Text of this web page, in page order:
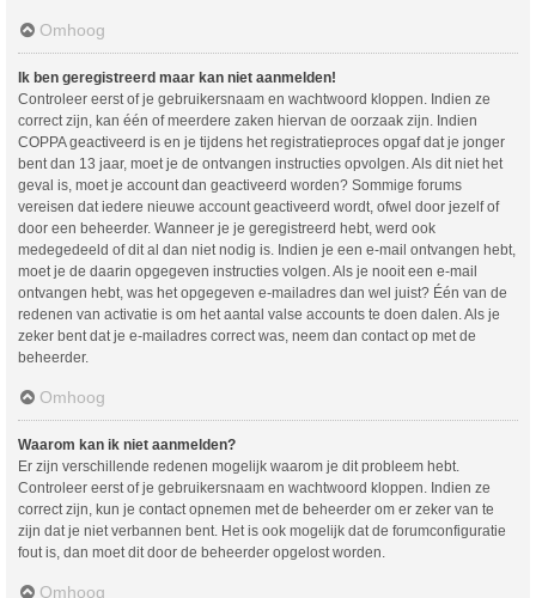
Omhoog
Ik ben geregistreerd maar kan niet aanmelden!
Controleer eerst of je gebruikersnaam en wachtwoord kloppen. Indien ze
correct zijn, kan één of meerdere zaken hiervan de oorzaak zijn. Indien
COPPA geactiveerd is en je tijdens het registratieproces opgaf dat je jonger
bent dan 13 jaar, moet je de ontvangen instructies opvolgen. Als dit niet het
geval is, moet je account dan geactiveerd worden? Sommige forums
vereisen dat iedere nieuwe account geactiveerd wordt, ofwel door jezelf of
door een beheerder. Wanneer je je geregistreerd hebt, werd ook
medegedeeld of dit al dan niet nodig is. Indien je een e-mail ontvangen hebt,
moet je de daarin opgegeven instructies volgen. Als je nooit een e-mail
ontvangen hebt, was het opgegeven e-mailadres dan wel juist? Één van de
redenen van activatie is om het aantal valse accounts te doen dalen. Als je
zeker bent dat je e-mailadres correct was, neem dan contact op met de
beheerder.
Omhoog
Waarom kan ik niet aanmelden?
Er zijn verschillende redenen mogelijk waarom je dit probleem hebt.
Controleer eerst of je gebruikersnaam en wachtwoord kloppen. Indien ze
correct zijn, kun je contact opnemen met de beheerder om er zeker van te
zijn dat je niet verbannen bent. Het is ook mogelijk dat de forumconfiguratie
fout is, dan moet dit door de beheerder opgelost worden.
Omhoog